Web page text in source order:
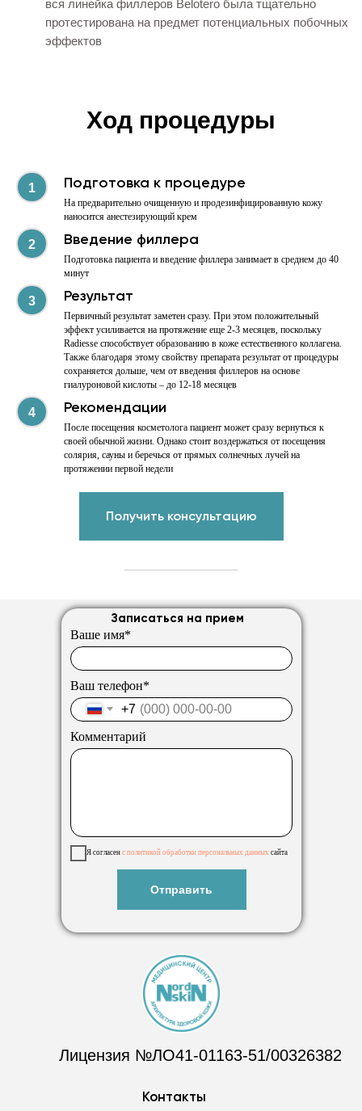
Ход процедуры
Подготовка к процедуре
На предварительно очищенную и продезинфицированную кожу
наносится анестезирующий крем
Введение филлера
Подготовка пациента и введение филлера занимает в среднем до 40
минут
Результат
Первичный результат заметен сразу. При этом положительный
эффект усиливается на протяжение еще 2-3 месяцев, поскольку
Radiesse способствует образованию в коже естественного коллагена.
Также благодаря этому свойству препарата результат от процедуры
сохраняется дольше, чем от введения филлеров на основе
гиалуроновой кислоты – до 12-18 месяцев
Рекомендации
После посещения косметолога пациент может сразу вернуться к
своей обычной жизни. Однако стоит воздержаться от посещения
солярия, сауны и беречься от прямых солнечных лучей на
протяжении первой недели
Получить консультацию
Записаться на прием
Ваше имя*
Ваш телефон*
+7
Комментарий
Я согласен с политикой обработки персональных данных сайта
Отправить
Лицензия №ЛО41-01163-51/00326382
183038, г. Мурманск улица
Полярные Зори 5
Дата государственной
регистрации: 10.04.2018 г.
Сведения об учредителе (учредителях):
Изотов Николай Михайлович
183038, г. Мурманск улица
+7 (8152) 70-70-03
ns_centre@bk.ru